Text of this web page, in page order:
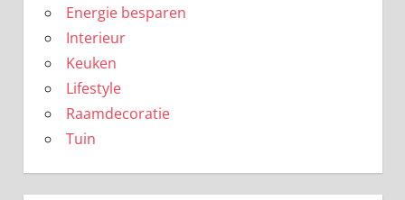
Energie besparen
Interieur
Keuken
Lifestyle
Raamdecoratie
Tuin